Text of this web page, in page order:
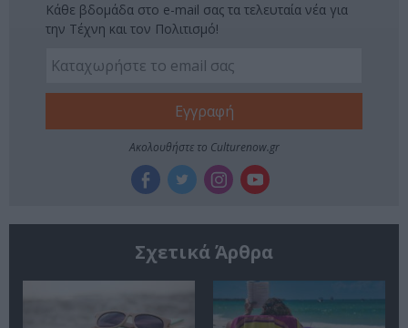
Κάθε βδομάδα στο e-mail σας τα τελευταία νέα για
την Τέχνη και τον Πολιτισμό!
Ακολουθήστε το Culturenow.gr
Σχετικά Άρθρα